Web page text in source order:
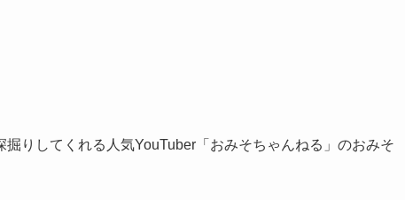
りしてくれる人気YouTuber「おみそちゃんねる」のおみそ